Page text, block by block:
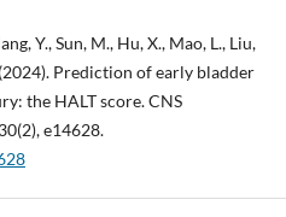
Y., Sun, M., Hu, X., Mao, L., Liu,
(2024). Prediction of early bladder
the HALT score. CNS
e14628.